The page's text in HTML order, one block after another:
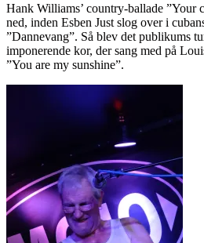
Hank Williams’ country-ballade ”Your
ned, inden Esben Just slog over i
”Dannevang”. Så blev det publikums
imponerende kor, der sang med på
”You are my sunshine”.